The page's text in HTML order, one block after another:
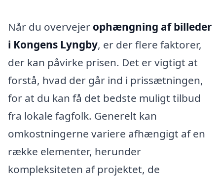
Når du overvejer ophængning af billeder
i Kongens Lyngby, er der flere faktorer,
der kan påvirke prisen. Det er vigtigt at
forstå, hvad der går ind i prissætningen,
for at du kan få det bedste muligt tilbud
fra lokale fagfolk. Generelt kan
omkostningerne variere afhængigt af en
række elementer, herunder
kompleksiteten af projektet, de